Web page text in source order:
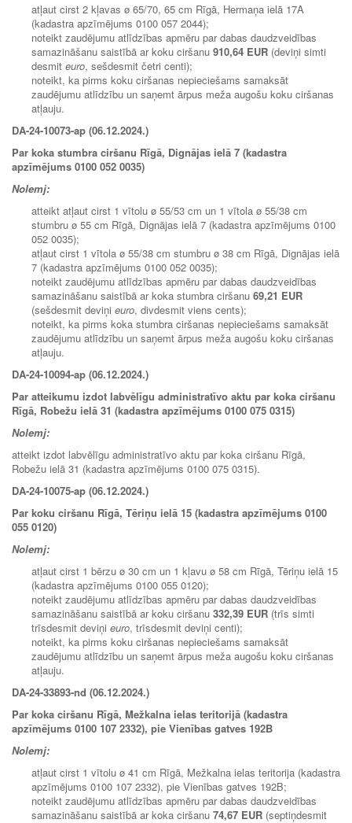
atļaut cirst 2 kļavas ø 65/70, 65 cm Rīgā, Hermaņa ielā 17A
(kadastra apzīmējums 0100 057 2044);
noteikt zaudējumu atlīdzības apmēru par dabas daudzveidības
samazināšanu saistībā ar koku ciršanu 910,64 EUR (deviņi simti
desmit euro, sešdesmit četri centi);
noteikt, ka pirms koku ciršanas nepieciešams samaksāt
zaudējumu atlīdzību un saņemt ārpus meža augošu koku ciršanas
atļauju.
DA-24-10073-ap (06.12.2024.)
Par koka stumbra ciršanu Rīgā, Dignājas ielā 7 (kadastra
apzīmējums 0100 052 0035)
Nolemj:
atteikt atļaut cirst 1 vītolu ø 55/53 cm un 1 vītola ø 55/38 cm
stumbru ø 55 cm Rīgā, Dignājas ielā 7 (kadastra apzīmējums 0100
052 0035);
atļaut cirst 1 vītola ø 55/38 cm stumbru ø 38 cm Rīgā, Dignājas ielā
7 (kadastra apzīmējums 0100 052 0035);
noteikt zaudējumu atlīdzības apmēru par dabas daudzveidības
samazināšanu saistībā ar koka stumbra ciršanu 69,21 EUR
(sešdesmit deviņi euro, divdesmit viens cents);
noteikt, ka pirms koka stumbra ciršanas nepieciešams samaksāt
zaudējumu atlīdzību un saņemt ārpus meža augošu koku ciršanas
atļauju.
DA-24-10094-ap (06.12.2024.)
Par atteikumu izdot labvēlīgu administratīvo aktu par koka ciršanu
Rīgā, Robežu ielā 31 (kadastra apzīmējums 0100 075 0315)
Nolemj:
atteikt izdot labvēlīgu administratīvo aktu par koka ciršanu Rīgā,
Robežu ielā 31 (kadastra apzīmējums 0100 075 0315).
DA-24-10075-ap (06.12.2024.)
Par koku ciršanu Rīgā, Tēriņu ielā 15 (kadastra apzīmējums 0100
055 0120)
Nolemj:
atļaut cirst 1 bērzu ø 30 cm un 1 kļavu ø 58 cm Rīgā, Tēriņu ielā 15
(kadastra apzīmējums 0100 055 0120);
noteikt zaudējumu atlīdzības apmēru par dabas daudzveidības
samazināšanu saistībā ar koku ciršanu 332,39 EUR (trīs simti
trīsdesmit deviņi euro, trīsdesmit deviņi centi);
noteikt, ka pirms koku ciršanas nepieciešams samaksāt
zaudējumu atlīdzību un saņemt ārpus meža augošu koku ciršanas
atļauju.
DA-24-33893-nd (06.12.2024.)
Par koka ciršanu Rīgā, Mežkalna ielas teritorijā (kadastra
apzīmējums 0100 107 2332), pie Vienības gatves 192B
Nolemj:
atļaut cirst 1 vītolu ø 41 cm Rīgā, Mežkalna ielas teritorija (kadastra
apzīmējums 0100 107 2332), pie Vienības gatves 192B;
noteikt zaudējumu atlīdzības apmēru par dabas daudzveidības
samazināšanu saistībā ar koka ciršanu 74,67 EUR (septiņdesmit